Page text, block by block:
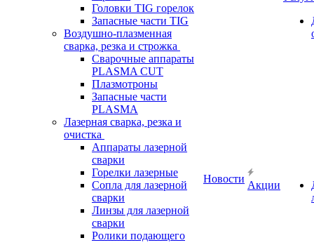
Головки TIG горелок
Запасные части TIG
Воздушно-плазменная
сварка, резка и строжка
Сварочные аппараты
PLASMA CUT
Плазмотроны
Запасные части
PLASMA
Лазерная сварка, резка и
очистка
Аппараты лазерной
сварки
Горелки лазерные
Сопла для лазерной
сварки
Линзы для лазерной
сварки
Ролики подающего
Новости
Акции